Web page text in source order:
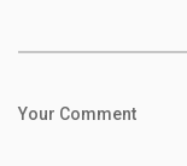
Your Comment